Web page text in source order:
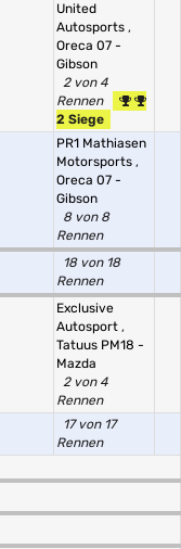
United
Autosports ,
Oreca 07 -
Gibson
2 von 4
Rennen
2 Siege
PR1 Mathiasen
Motorsports ,
Oreca 07 -
Gibson
8 von 8
Rennen
18 von 18
Rennen
Exclusive
Autosport ,
Tatuus PM18 -
Mazda
2 von 4
Rennen
17 von 17
Rennen